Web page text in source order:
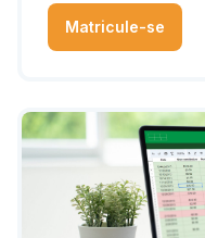
Matricule-se